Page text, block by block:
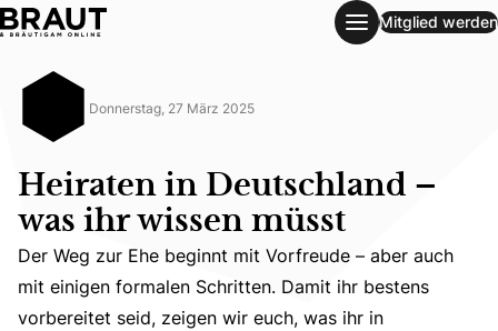
Heiraten in Deutschland – was ihr wissen müsst
Mitglied werden
Donnerstag, 27 März 2025
Heiraten in Deutschland –
was ihr wissen müsst
Der Weg zur Ehe beginnt mit Vorfreude – aber auch
Der Weg zur Ehe beginnt mit Vorfreude – aber auch
mit einigen formalen Schritten. Damit ihr bestens
vorbereitet seid, zeigen wir euch, was ihr in